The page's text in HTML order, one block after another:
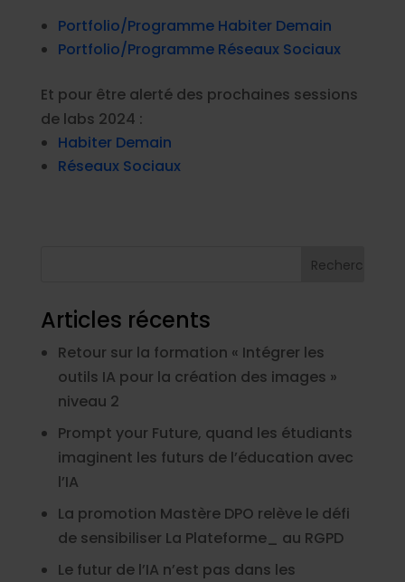
Portfolio/Programme Habiter Demain
Portfolio/Programme Réseaux Sociaux
Et pour être alerté des prochaines sessions
de labs 2024 :
Habiter Demain
Réseaux Sociaux
Articles récents
Retour sur la formation « Intégrer les
outils IA pour la création des images »
niveau 2
Prompt your Future, quand les étudiants
imaginent les futurs de l’éducation avec
l’IA
La promotion Mastère DPO relève le défi
de sensibiliser La Plateforme_ au RGPD
Le futur de l’IA n’est pas dans les